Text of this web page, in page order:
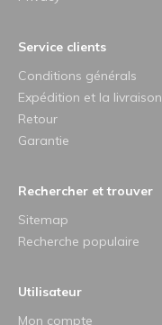
Service clients
Conditions générals
Expédition et la livraison
Retour
Garantie
Rechercher et trouver
Sitemap
Recherche populaire
Utilisateur
Mon compte